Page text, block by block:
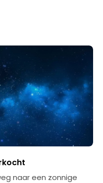
naar een zonnige